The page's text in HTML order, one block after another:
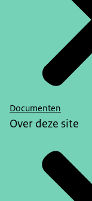
Documenten
Over deze site